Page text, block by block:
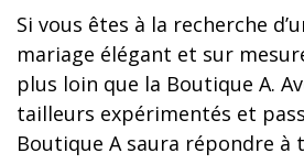
Si vous êtes à la recherche
mariage élégant et sur
plus loin que la Boutique A.
tailleurs expérimentés et
Boutique A saura répondre à